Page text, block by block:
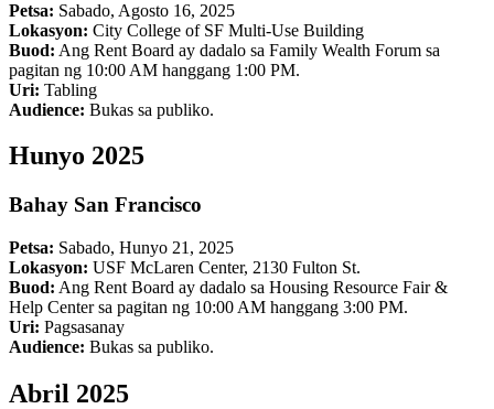
Petsa: Sabado, Agosto 16, 2025
Lokasyon: City College of SF Multi-Use Building
Buod: Ang Rent Board ay dadalo sa Family Wealth Forum sa
pagitan ng 10:00 AM hanggang 1:00 PM.
Uri: Tabling
Audience: Bukas sa publiko.
Hunyo 2025
Bahay San Francisco
Petsa: Sabado, Hunyo 21, 2025
Lokasyon: USF McLaren Center, 2130 Fulton St.
Buod: Ang Rent Board ay dadalo sa Housing Resource Fair &
Help Center sa pagitan ng 10:00 AM hanggang 3:00 PM.
Uri: Pagsasanay
Audience: Bukas sa publiko.
Abril 2025